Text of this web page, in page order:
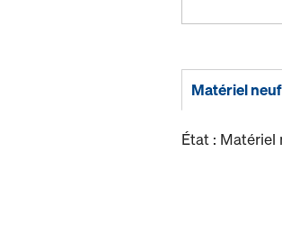
Matériel neuf
État : Matériel